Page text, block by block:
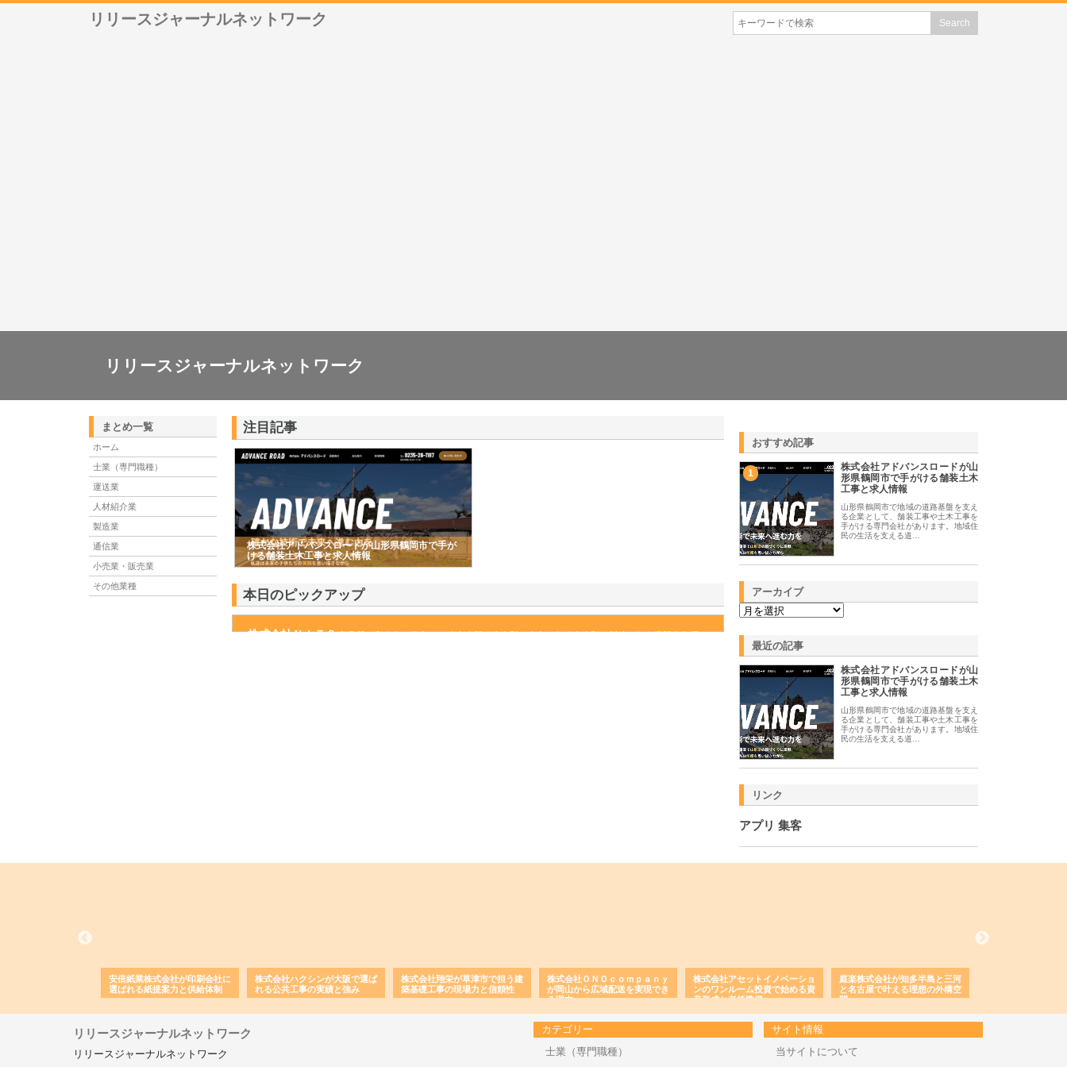
リリースジャーナルネットワーク
リリースジャーナルネットワーク
まとめ一覧
ホーム
士業（専門職種）
運送業
人材紹介業
製造業
通信業
小売業・販売業
その他業種
注目記事
株式会社アドバンスロードが山形県鶴岡市で手が
ける舗装土木工事と求人情報
本日のピックアップ
株式会社ＮＩＴＳ
株式会社ＮＩＴＳは、高品質と高寿命を目指し、精密冷間鍛造金型を中心に超精密金型の製造を行う専門家集団で
おすすめ記事
1
株式会社アドバンスロードが山
形県鶴岡市で手がける舗装土木
工事と求人情報
山形県鶴岡市で地域の道路基盤を支え
る企業として、舗装工事や土木工事を
手がける専門会社があります。地域住
民の生活を支える道…
アーカイブ
最近の記事
株式会社アドバンスロードが山
形県鶴岡市で手がける舗装土木
工事と求人情報
山形県鶴岡市で地域の道路基盤を支え
る企業として、舗装工事や土木工事を
手がける専門会社があります。地域住
民の生活を支える道…
リンク
アプリ 集客
安倍紙業株式会社が印刷会社に
選ばれる紙提案力と供給体制
株式会社ハクシンが大阪で選ば
れる公共工事の実績と強み
株式会社翔栄が草津市で担う建
築基礎工事の現場力と信頼性
株式会社ＯＮＯｃｏｍｐａｎｙ
が岡山から広域配送を実現でき
る理由
株式会社アセットイノベーショ
ンのワンルーム投資で始める資
産形成と老後準備
庭楽株式会社が知多半島と三河
と名古屋で叶える理想の外構空
間
リリースジャーナルネットワーク
リリースジャーナルネットワーク
カテゴリー
士業（専門職種）
サイト情報
当サイトについて